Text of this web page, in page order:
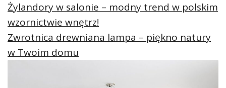
Żylandory w salonie – modny trend w polskim
wzornictwie wnętrz!
Zwrotnica drewniana lampa – piękno natury
w Twoim domu